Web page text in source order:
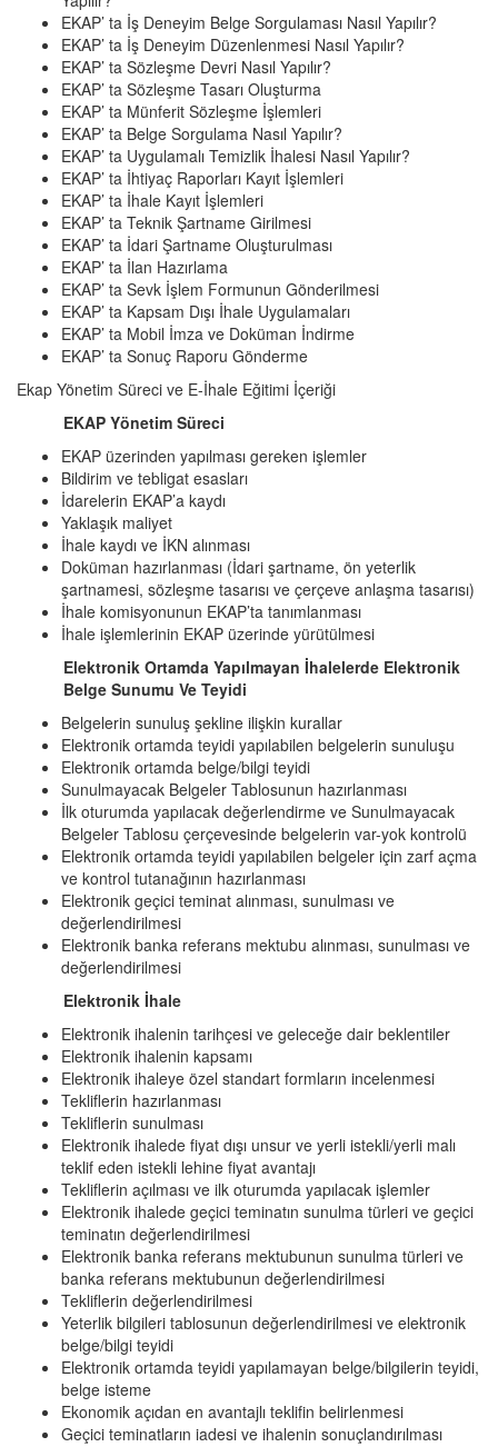
EKAP’ ta İş Deneyim Belge Sorgulaması Nasıl Yapılır?
EKAP’ ta İş Deneyim Düzenlenmesi Nasıl Yapılır?
EKAP’ ta Sözleşme Devri Nasıl Yapılır?
EKAP’ ta Sözleşme Tasarı Oluşturma
EKAP’ ta Münferit Sözleşme İşlemleri
EKAP’ ta Belge Sorgulama Nasıl Yapılır?
EKAP’ ta Uygulamalı Temizlik İhalesi Nasıl Yapılır?
EKAP’ ta İhtiyaç Raporları Kayıt İşlemleri
EKAP’ ta İhale Kayıt İşlemleri
EKAP’ ta Teknik Şartname Girilmesi
EKAP’ ta İdari Şartname Oluşturulması
EKAP’ ta İlan Hazırlama
EKAP’ ta Sevk İşlem Formunun Gönderilmesi
EKAP’ ta Kapsam Dışı İhale Uygulamaları
EKAP’ ta Mobil İmza ve Doküman İndirme
EKAP’ ta Sonuç Raporu Gönderme
Ekap Yönetim Süreci ve E-İhale Eğitimi İçeriği
EKAP Yönetim Süreci
EKAP üzerinden yapılması gereken işlemler
Bildirim ve tebligat esasları
İdarelerin EKAP’a kaydı
Yaklaşık maliyet
İhale kaydı ve İKN alınması
Doküman hazırlanması (İdari şartname, ön yeterlik
şartnamesi, sözleşme tasarısı ve çerçeve anlaşma tasarısı)
İhale komisyonunun EKAP’ta tanımlanması
İhale işlemlerinin EKAP üzerinde yürütülmesi
Elektronik Ortamda Yapılmayan İhalelerde Elektronik
Belge Sunumu Ve Teyidi
Belgelerin sunuluş şekline ilişkin kurallar
Elektronik ortamda teyidi yapılabilen belgelerin sunuluşu
Elektronik ortamda belge/bilgi teyidi
Sunulmayacak Belgeler Tablosunun hazırlanması
İlk oturumda yapılacak değerlendirme ve Sunulmayacak
Belgeler Tablosu çerçevesinde belgelerin var-yok kontrolü
Elektronik ortamda teyidi yapılabilen belgeler için zarf açma
ve kontrol tutanağının hazırlanması
Elektronik geçici teminat alınması, sunulması ve
değerlendirilmesi
Elektronik banka referans mektubu alınması, sunulması ve
değerlendirilmesi
Elektronik İhale
Elektronik ihalenin tarihçesi ve geleceğe dair beklentiler
Elektronik ihalenin kapsamı
Elektronik ihaleye özel standart formların incelenmesi
Tekliflerin hazırlanması
Tekliflerin sunulması
Elektronik ihalede fiyat dışı unsur ve yerli istekli/yerli malı
teklif eden istekli lehine fiyat avantajı
Tekliflerin açılması ve ilk oturumda yapılacak işlemler
Elektronik ihalede geçici teminatın sunulma türleri ve geçici
teminatın değerlendirilmesi
Elektronik banka referans mektubunun sunulma türleri ve
banka referans mektubunun değerlendirilmesi
Tekliflerin değerlendirilmesi
Yeterlik bilgileri tablosunun değerlendirilmesi ve elektronik
belge/bilgi teyidi
Elektronik ortamda teyidi yapılamayan belge/bilgilerin teyidi,
belge isteme
Ekonomik açıdan en avantajlı teklifin belirlenmesi
Geçici teminatların iadesi ve ihalenin sonuçlandırılması